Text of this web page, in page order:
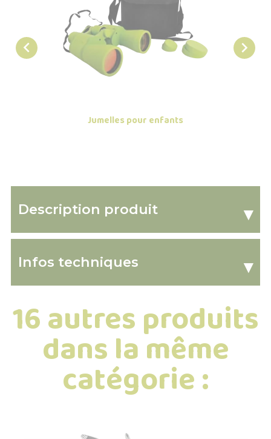

Jumelles pour enfants

Description produit ▾
Infos techniques ▾
16 autres produits
dans la même
catégorie :